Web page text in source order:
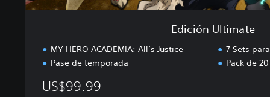
Edición Ultimate
MY HERO ACADEMIA: All’s Justice
Pase de temporada
7 Sets
Pack de
US$99.99